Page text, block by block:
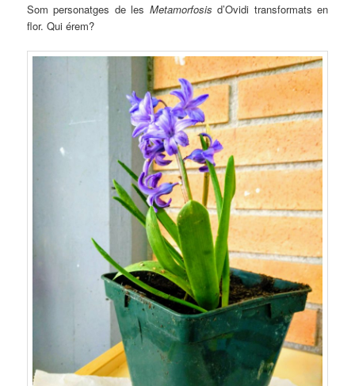
Som personatges de les Metamorfosis d’Ovidi transformats en
flor. Qui érem?